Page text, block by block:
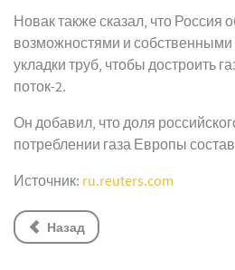
Новак также сказал, что Россия
возможностями и
укладки труб, чтобы достроить
поток-2.
Он добавил, что доля
потреблении газа Европы
Источник: ru.reuters.com
Назад